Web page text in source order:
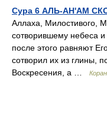
Сура 6 АЛЬ-АН'АМ
Аллаха, Милостивого,
сотворившему небеса
после этого равняют
сотворил их из глины,
Воскресения, а …